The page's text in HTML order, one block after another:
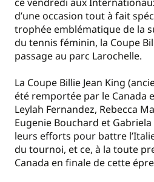
d’une occasion tout à fait
trophée emblématique de la
du tennis féminin, la Coupe
passage au parc Larochelle.
La Coupe Billie Jean King
été remportée par le Canada
Leylah Fernandez, Rebecca
Eugenie Bouchard et
leurs efforts pour battre
du tournoi, et ce, à la toute
Canada en finale de cette